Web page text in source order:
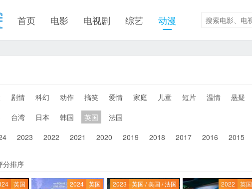
首页 电影 电视剧 综艺 动漫
剧情 科幻 动作 搞笑 爱情 家庭 儿童 短片 温情 悬疑
台湾 日本 韩国 英国
法国
2023 2022 2021 2020 2019 2018 2017 2016 2015
分排序
英国 2024 英国 2023 英国 / 美国 / 法国 2022 英国